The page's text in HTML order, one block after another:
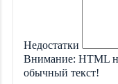
Недостатки
Внимание: HTML
обычный текст!